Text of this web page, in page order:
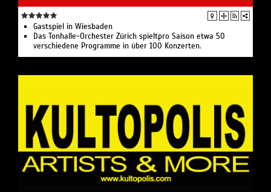
Gastspiel in Wiesbaden
Das Tonhalle-Orchester Zürich spieltpro Saison etwa 50
verschiedene Programme in über 100 Konzerten.